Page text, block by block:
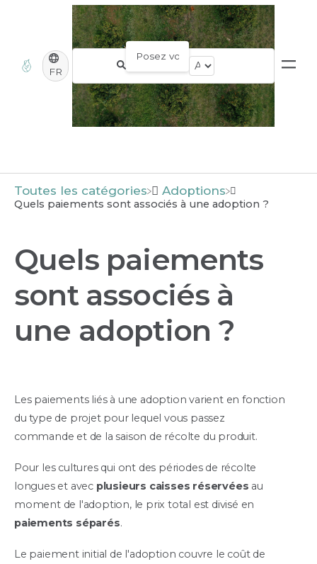
FR
Toutes les catégories ​Adoptions
Quels paiements sont associés à une adoption ?
Quels paiements
sont associés à
une adoption ?
Les paiements liés à une adoption varient en fonction
du type de projet pour lequel vous passez
commande et de la saison de récolte du produit.
Pour les cultures qui ont des périodes de récolte
longues et avec plusieurs caisses réservées au
moment de l'adoption, le prix total est divisé en
paiements séparés.
Le paiement initial de l'adoption couvre le coût de